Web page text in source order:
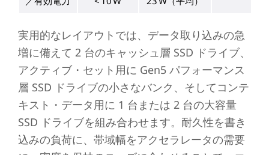
実用的なレイアウトでは、データ取り込みの急
増に備えて 2 台のキャッシュ層 SSD ドライブ、
アクティブ・セット用に Gen5 パフォーマンス
層 SSD ドライブの小さなバンク、そしてコンテ
キスト・データ用に 1 台または 2 台の大容量
SSD ドライブを組み合わせます。耐久性を書き
込みの負荷に、帯域幅をアクセラレータの需要